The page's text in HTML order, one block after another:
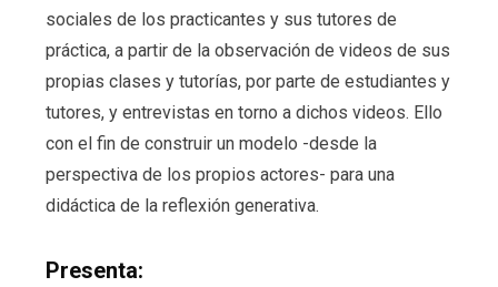
sociales de los practicantes y sus tutores de
práctica, a partir de la observación de videos de sus
propias clases y tutorías, por parte de estudiantes y
tutores, y entrevistas en torno a dichos videos. Ello
con el fin de construir un modelo -desde la
perspectiva de los propios actores- para una
didáctica de la reflexión generativa.
Presenta: